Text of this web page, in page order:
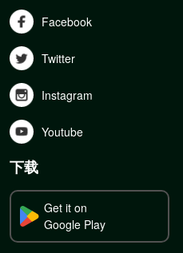
Facebook
Twitter
Instagram
Youtube
下载
Get it on
Google Play